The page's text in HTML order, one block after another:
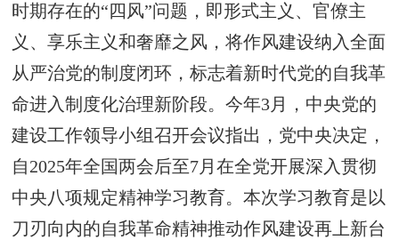
时期存在的“四风”问题，即形式主义、官僚主
义、享乐主义和奢靡之风，将作风建设纳入全面
从严治党的制度闭环，标志着新时代党的自我革
命进入制度化治理新阶段。今年3月，中央党的
建设工作领导小组召开会议指出，党中央决定，
自2025年全国两会后至7月在全党开展深入贯彻
中央八项规定精神学习教育。本次学习教育是以
刀刃向内的自我革命精神推动作风建设再上新台